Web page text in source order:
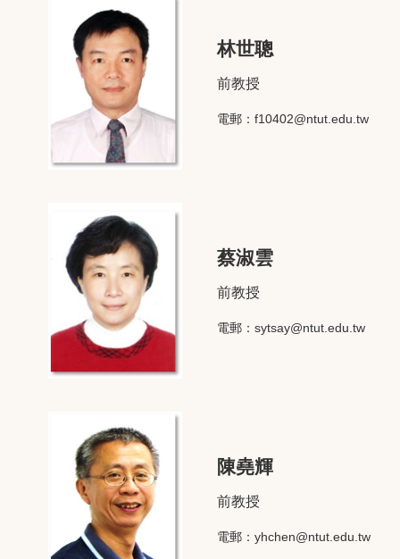
林世聰
前教授
電郵： f10402@ntut.edu.tw
蔡淑雲
前教授
電郵： sytsay@ntut.edu.tw
陳堯輝
前教授
電郵： yhchen@ntut.edu.tw